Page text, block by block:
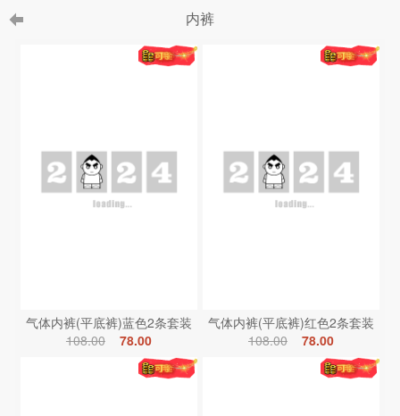
内裤
气体内裤(平底裤)蓝色2条套装
108.00
78.00
气体内裤(平底裤)红色2条套装
108.00
78.00